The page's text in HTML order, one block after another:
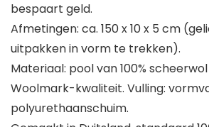
bespaart geld.
Afmetingen: ca. 150 x 10 x 5 cm
uitpakken in vorm te trekken).
Materiaal: pool van 100%
Woolmark-kwaliteit. Vulling:
polyurethaanschuim.